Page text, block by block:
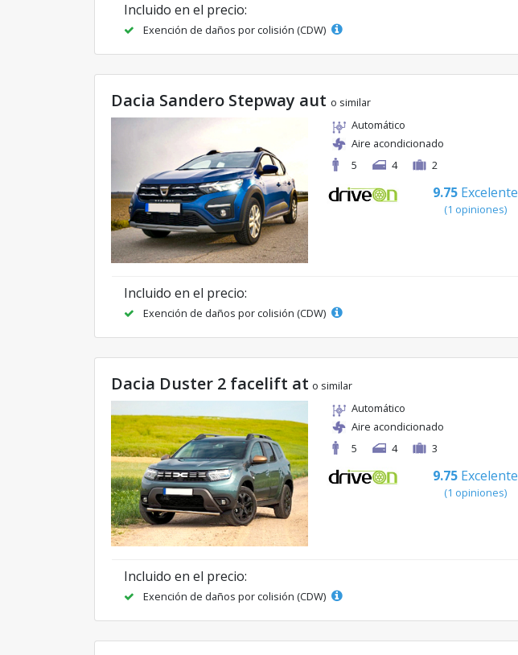
Incluido en el precio:
Exención de daños por colisión (CDW)
Dacia Sandero Stepway aut o similar
Automático
Aire acondicionado
5
4 2
9.75 Excelente
(1 opiniones)
Incluido en el precio:
Exención de daños por colisión (CDW)
Dacia Duster 2 facelift at o similar
Automático
Aire acondicionado
5
4 3
9.75 Excelente
(1 opiniones)
Incluido en el precio:
Exención de daños por colisión (CDW)